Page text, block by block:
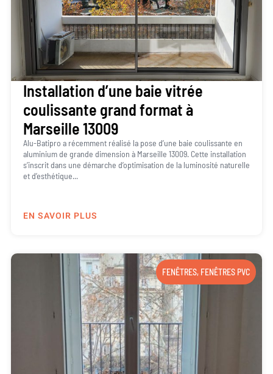
Installation d’une baie vitrée
coulissante grand format à
Marseille 13009
Alu-Batipro a récemment réalisé la pose d’une baie coulissante en
aluminium de grande dimension à Marseille 13009. Cette installation
s’inscrit dans une démarche d’optimisation de la luminosité naturelle
et d’esthétique...
EN SAVOIR PLUS
FENÊTRES, FENÊTRES PVC